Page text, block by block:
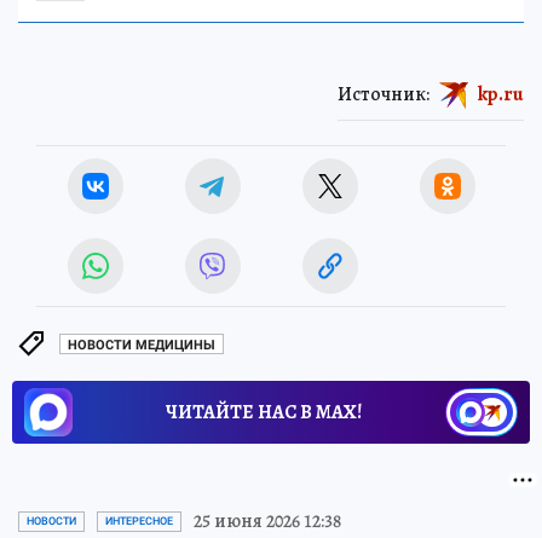
Источник: kp.ru
НОВОСТИ МЕДИЦИНЫ
ЧИТАЙТЕ НАС В МАХ!
НОВОСТИ ИНТЕРЕСНОЕ 25 июня 2026 12:38